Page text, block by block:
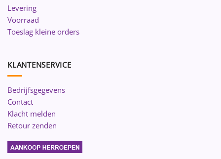
Levering
Voorraad
Toeslag kleine orders
KLANTENSERVICE
Bedrijfsgegevens
Contact
Klacht melden
Retour zenden